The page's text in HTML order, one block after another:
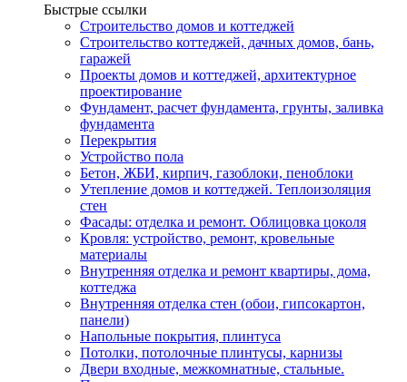
Быстрые ссылки
Строительство домов и коттеджей
Строительство коттеджей, дачных домов, бань,
гаражей
Проекты домов и коттеджей, архитектурное
проектирование
Фундамент, расчет фундамента, грунты, заливка
фундамента
Перекрытия
Устройство пола
Бетон, ЖБИ, кирпич, газоблоки, пеноблоки
Утепление домов и коттеджей. Теплоизоляция
стен
Фасады: отделка и ремонт. Облицовка цоколя
Кровля: устройство, ремонт, кровельные
материалы
Внутренняя отделка и ремонт квартиры, дома,
коттеджа
Внутренняя отделка стен (обои, гипсокартон,
панели)
Напольные покрытия, плинтуса
Потолки, потолочные плинтусы, карнизы
Двери входные, межкомнатные, стальные.